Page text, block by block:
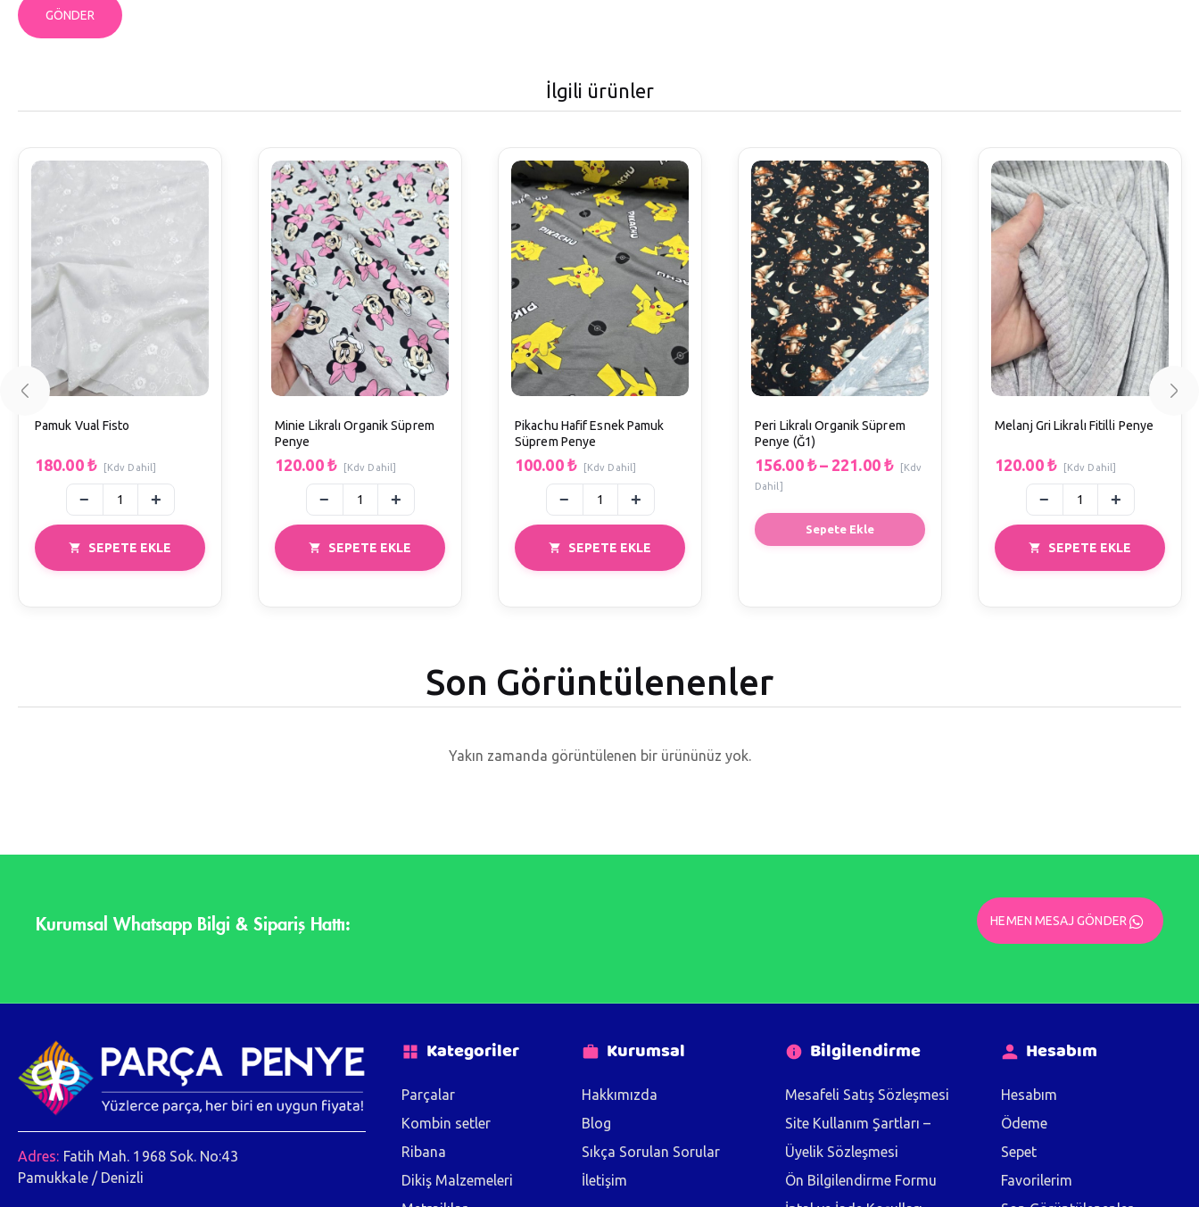
İlgili ürünler
SEPETE EKLE
Pamuk Vual Fisto
180.00 ₺ [Kdv Dahil]
SEPETE EKLE
Minie Likralı Organik Süprem
Penye
120.00 ₺ [Kdv Dahil]
SEPETE EKLE
Pikachu Hafif Esnek Pamuk
Süprem Penye
100.00 ₺ [Kdv Dahil]
Sepete Ekle
Peri Likralı Organik Süprem
Penye (Ğ1)
156.00 ₺ – 221.00 ₺
[Kdv
Dahil]
SEPETE EKLE
Melanj Gri Likralı Fitilli Penye
120.00 ₺ [Kdv Dahil]
Son Görüntülenenler
Yakın zamanda görüntülenen bir ürününüz yok.
Kurumsal Whatsapp Bilgi & Sipariş Hattı: HEMEN MESAJ GÖNDER
Adres: Fatih Mah. 1968 Sok. No:43
Pamukkale / Denizli
Kategoriler
Parçalar
Kombin setler
Ribana
Dikiş Malzemeleri
Kurumsal
Hakkımızda
Blog
Sıkça Sorulan Sorular
İletişim
Bilgilendirme
Mesafeli Satış Sözleşmesi
Site Kullanım Şartları –
Üyelik Sözleşmesi
Ön Bilgilendirme Formu
Hesabım
Hesabım
Ödeme
Sepet
Favorilerim